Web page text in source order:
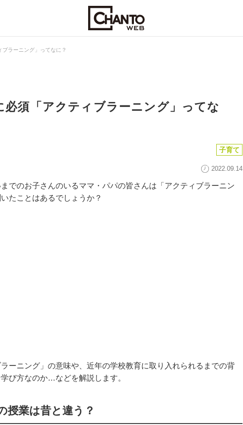
ラーニング」ってなに？
必須「アクティブラーニング」ってな
子育て
2022.09.14
でのお子さんのいるママ・パパの皆さんは「アクティブラーニン
たことはあるでしょうか？
ーニング」の意味や、近年の学校教育に取り入れられるまでの背
び方なのか…などを解説します。
授業は昔と違う？